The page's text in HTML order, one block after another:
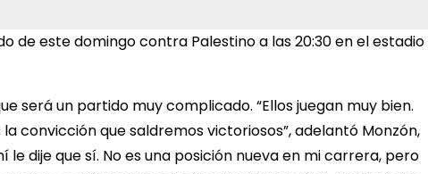
de este domingo contra Palestino a las 20:30 en el estadio
será un partido muy complicado. “Ellos juegan muy bien.
convicción que saldremos victoriosos”, adelantó Monzón,
dije que sí. No es una posición nueva en mi carrera, pero